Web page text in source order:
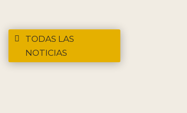
TODAS LAS
NOTICIAS